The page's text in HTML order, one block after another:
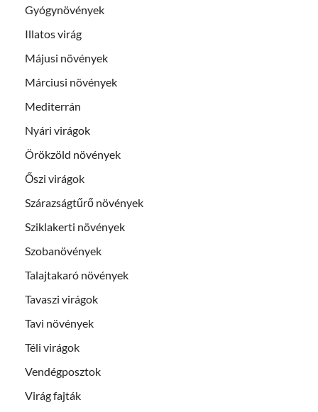
Gyógynövények
Illatos virág
Májusi növények
Márciusi növények
Mediterrán
Nyári virágok
Örökzöld növények
Őszi virágok
Szárazságtűrő növények
Sziklakerti növények
Szobanövények
Talajtakaró növények
Tavaszi virágok
Tavi növények
Téli virágok
Vendégposztok
Virág fajták